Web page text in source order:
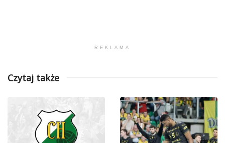
REKLAMA
Czytaj także